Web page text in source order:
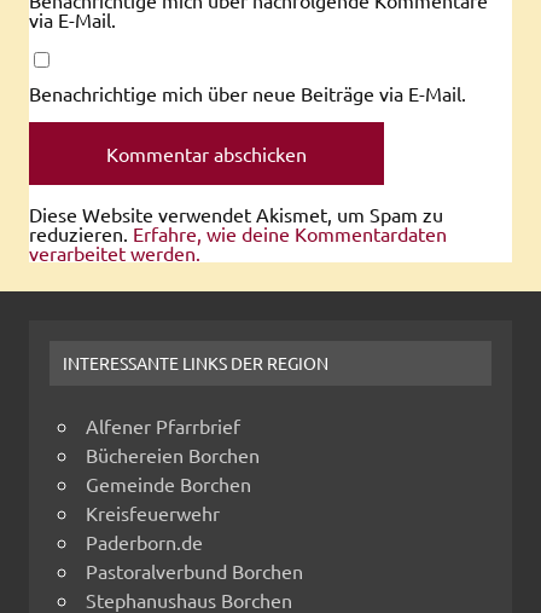
via E-Mail.
Benachrichtige mich über neue Beiträge via E-Mail.
Diese Website verwendet Akismet, um Spam zu
reduzieren. Erfahre, wie deine Kommentardaten
verarbeitet werden.
INTERESSANTE LINKS DER REGION
Alfener Pfarrbrief
Büchereien Borchen
Gemeinde Borchen
Kreisfeuerwehr
Paderborn.de
Pastoralverbund Borchen
Stephanushaus Borchen